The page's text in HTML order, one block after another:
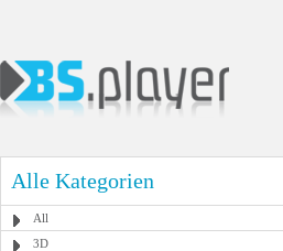
Alle Kategorien
All
3D